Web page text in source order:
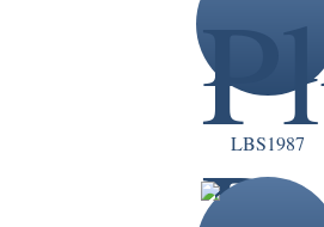
LBS1987